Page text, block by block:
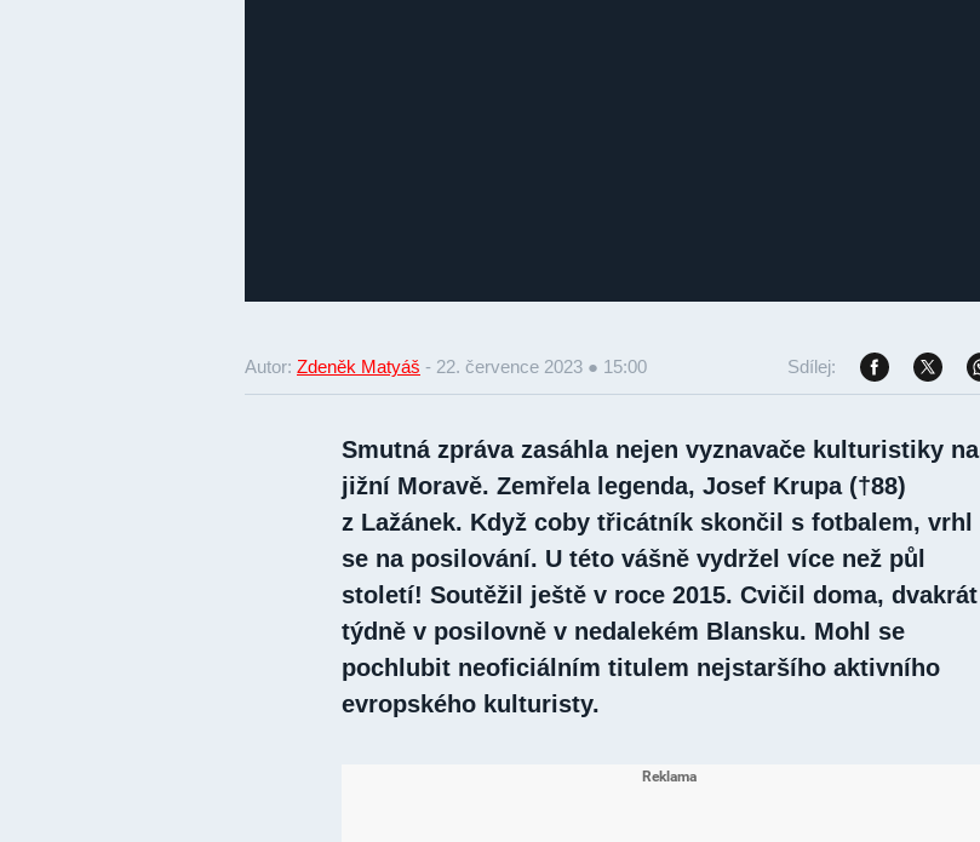
Autor: Zdeněk Matyáš - 22. července 2023 ● 15:00 Sdílej:
Smutná zpráva zasáhla nejen vyznavače kulturistiky na
jižní Moravě. Zemřela legenda, Josef Krupa (†88)
z Lažánek. Když coby třicátník skončil s fotbalem, vrhl
se na posilování. U této vášně vydržel více než půl
století! Soutěžil ještě v roce 2015. Cvičil doma, dvakrát
týdně v posilovně v nedalekém Blansku. Mohl se
pochlubit neoficiálním titulem nejstaršího aktivního
evropského kulturisty.